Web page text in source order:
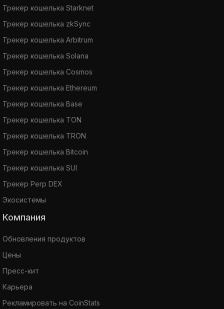
Трекер кошелька Starknet
Трекер кошелька zkSync
Трекер кошелька Arbitrum
Трекер кошелька Solana
Трекер кошелька Cosmos
Трекер кошелька Ethereum
Трекер кошелька Base
Трекер кошелька TON
Трекер кошелька TRON
Трекер кошелька Bitcoin
Трекер кошелька SUI
Трекер Perp DEX
Экосистемы
Компания
Обновления продуктов
Цены
Пресс-кит
Карьера
Рекламировать на CoinStats